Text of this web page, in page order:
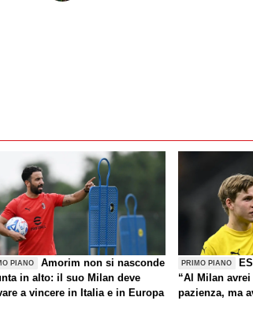
PIANO
Amorim non si nasconde
in alto: il suo Milan deve
a vincere in Italia e in Europa
PRIMO PIANO
“Al Milan
pazienza, ma